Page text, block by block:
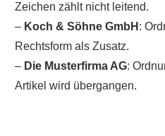
Zeichen zählt nicht leitend.
– Koch & Söhne GmbH :
Rechtsform als Zusatz.
– Die Musterfirma AG:
Artikel wird übergangen.